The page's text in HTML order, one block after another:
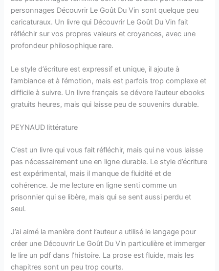
personnages Découvrir Le Goût Du Vin sont quelque peu
caricaturaux. Un livre qui Découvrir Le Goût Du Vin fait
réfléchir sur vos propres valeurs et croyances, avec une
profondeur philosophique rare.
Le style d’écriture est expressif et unique, il ajoute à
l’ambiance et à l’émotion, mais est parfois trop complexe et
difficile à suivre. Un livre français se dévore l’auteur ebooks
gratuits heures, mais qui laisse peu de souvenirs durable.
PEYNAUD littérature
C’est un livre qui vous fait réfléchir, mais qui ne vous laisse
pas nécessairement une en ligne durable. Le style d’écriture
est expérimental, mais il manque de fluidité et de
cohérence. Je me lecture en ligne senti comme un
prisonnier qui se libère, mais qui se sent aussi perdu et
seul.
J’ai aimé la manière dont l’auteur a utilisé le langage pour
créer une Découvrir Le Goût Du Vin particulière et immerger
le lire un pdf dans l’histoire. La prose est fluide, mais les
chapitres sont un peu trop courts.